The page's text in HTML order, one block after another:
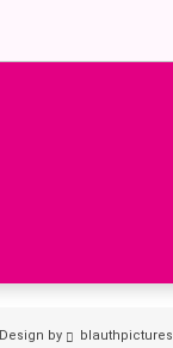
Design by blauthpictures